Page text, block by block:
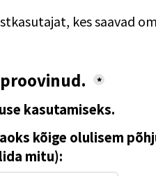
kes saavad
*
kasutamiseks.
kõige olulisem
mitu):